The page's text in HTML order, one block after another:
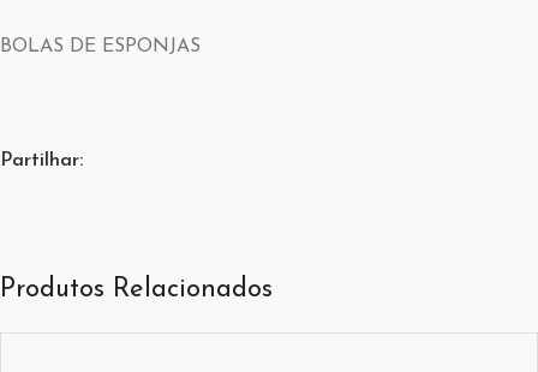
BOLAS DE ESPONJAS
Partilhar:
Produtos Relacionados